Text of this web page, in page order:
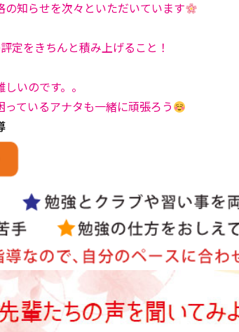
知らせを次々といただいています
定をきちんと積み上げること！
いのです。。
ているアナタも一緒に頑張ろう